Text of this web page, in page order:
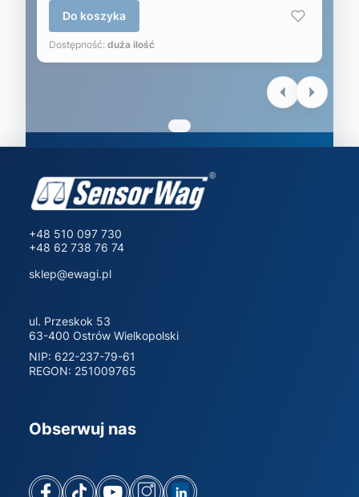
Do koszyka
Dostępność: duża ilość
+48 510 097 730
+48 62 738 76 74
sklep@ewagi.pl
ul. Przeskok 53
63-400 Ostrów Wielkopolski
NIP: 622-237-79-61
REGON: 251009765
Obserwuj nas